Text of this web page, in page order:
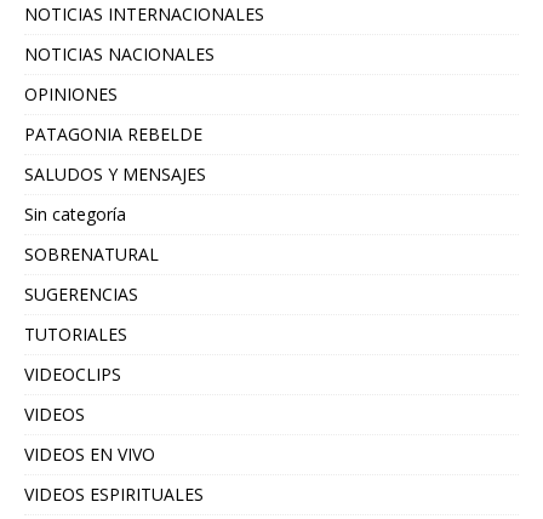
NOTICIAS INTERNACIONALES
NOTICIAS NACIONALES
OPINIONES
PATAGONIA REBELDE
SALUDOS Y MENSAJES
Sin categoría
SOBRENATURAL
SUGERENCIAS
TUTORIALES
VIDEOCLIPS
VIDEOS
VIDEOS EN VIVO
VIDEOS ESPIRITUALES